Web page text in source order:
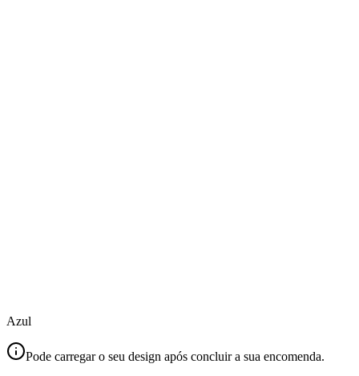
Azul
Pode carregar o seu design após concluir a sua encomenda.